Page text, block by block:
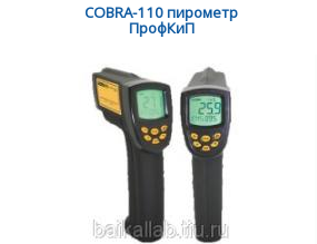
COBRA-110 пирометр
ПрофКиП